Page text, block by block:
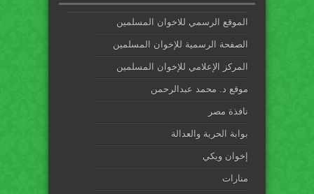
الموقع الرسمي للاخوان المسلمين
الصفحة الرسمية للإخوان المسلمين
المركز الإعلامي للإخوان المسلمين
موقع د. محمد عبدالرحمن
نافذة مصر
بوابة الحرية والعدالة
إخوان ويكي
منارات